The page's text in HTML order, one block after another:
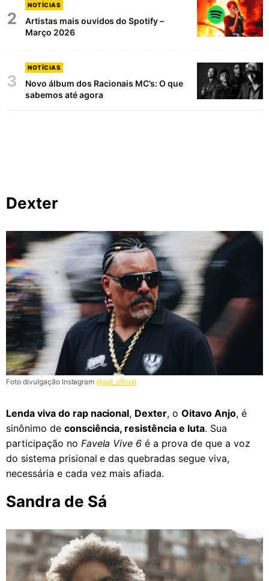
2
NOTÍCIAS
Artistas mais ouvidos do Spotify –
Março 2026
3
NOTÍCIAS
Novo álbum dos Racionais MC’s: O que
sabemos até agora
Dexter
Foto divulgação Instagram@adl_oficial
Lenda viva do rap nacional, Dexter, oOitavo Anjo, é
sinônimo de consciência, resistência e luta. Sua
participação no Favela Vive 6 é a prova de que a voz
do sistema prisional e das quebradas segue viva,
necessária e cada vez mais afiada.
Sandra de Sá